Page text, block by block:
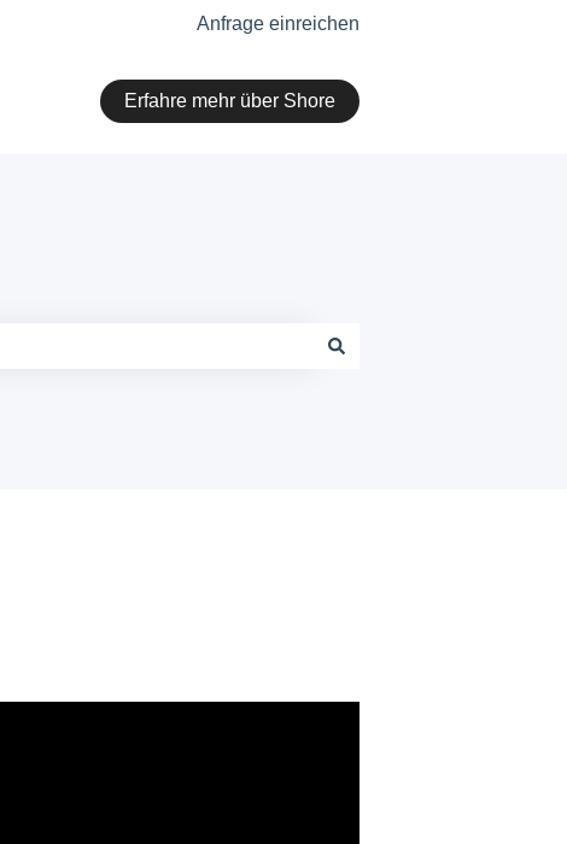
Anfrage einreichen
Erfahre mehr über Shore